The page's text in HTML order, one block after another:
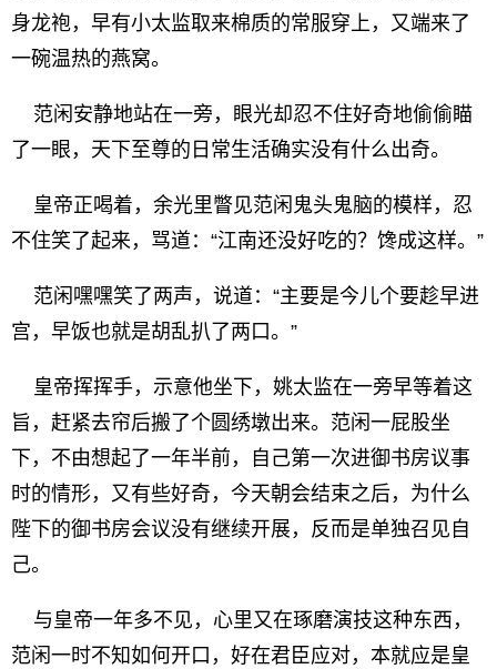
身龙袍，早有小太监取来棉质的常服穿上，又端来了
一碗温热的燕窝。
范闲安静地站在一旁，眼光却忍不住好奇地偷偷瞄
了一眼，天下至尊的日常生活确实没有什么出奇。
皇帝正喝着，余光里瞥见范闲鬼头鬼脑的模样，忍
不住笑了起来，骂道：“江南还没好吃的？馋成这样。”
范闲嘿嘿笑了两声，说道：“主要是今儿个要趁早进
宫，早饭也就是胡乱扒了两口。”
皇帝挥挥手，示意他坐下，姚太监在一旁早等着这
旨，赶紧去帘后搬了个圆绣墩出来。范闲一屁股坐
下，不由想起了一年半前，自己第一次进御书房议事
时的情形，又有些好奇，今天朝会结束之后，为什么
陛下的御书房会议没有继续开展，反而是单独召见自
己。
与皇帝一年多不见，心里又在琢磨演技这种东西，
范闲一时不知如何开口，好在君臣应对，本就应是皇